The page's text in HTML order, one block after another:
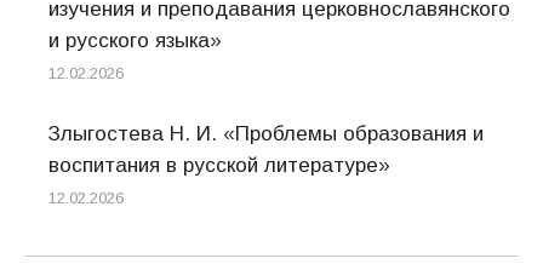
изучения и преподавания церковнославянского
и русского языка»
12.02.2026
Злыгостева Н. И. «Проблемы образования и
воспитания в русской литературе»
12.02.2026